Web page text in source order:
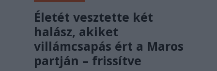
Életét vesztette két
halász, akiket
villámcsapás ért a Maros
partján – frissítve